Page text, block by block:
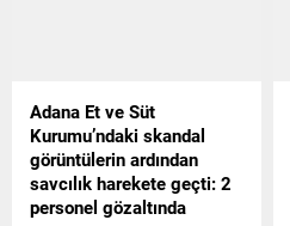
Adana Et ve Süt
Kurumu’ndaki skandal
görüntülerin ardından
savcılık harekete geçti: 2
personel gözaltında